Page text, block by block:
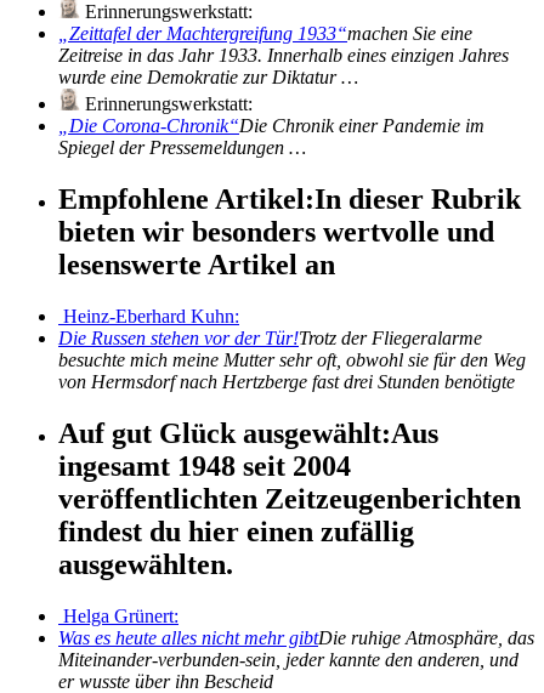
Erinnerungswerkstatt:
Zeittafel der Machtergreifung 1933 machen Sie eine
Zeitreise in das Jahr 1933. Innerhalb eines einzigen Jahres
wurde eine Demokratie zur Diktatur …
Erinnerungswerkstatt:
Die Corona-Chronik Die Chronik einer Pandemie im
Spiegel der Pressemeldungen …
Empfohlene Artikel:In dieser Rubrik
bieten wir besonders wertvolle und
lesenswerte Artikel an
Heinz-Eberhard Kuhn:
Die Russen stehen vor der Tür!Trotz der Fliegeralarme
besuchte mich meine Mutter sehr oft, obwohl sie für den Weg
von Hermsdorf nach Hertzberge fast drei Stunden benötigte
Auf gut Glück ausgewählt:Aus
ingesamt 1948 seit 2004
veröffentlichten Zeitzeugenberichten
findest du hier einen zufällig
ausgewählten.
Helga Grünert:
Was es heute alles nicht mehr gibtDie ruhige Atmosphäre, das
Miteinander-verbunden-sein, jeder kannte den anderen, und
er wusste über ihn Bescheid